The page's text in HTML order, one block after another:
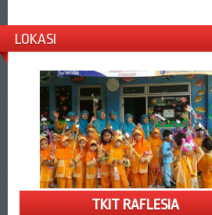
LOKASI
TKIT RAFLESIA